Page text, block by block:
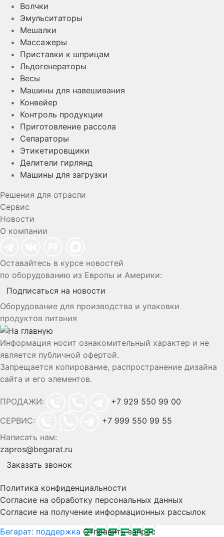
Волчки
Эмульситаторы
Мешалки
Массажеры
Приставки к шприцам
Льдогенераторы
Весы
Машины для навешивания
Конвейер
Контроль продукции
Приготовление рассола
Сепараторы
Этикетировщики
Делители гирлянд
Машины для загрузки
Решения для отрасли
Сервис
Новости
О компании
Оставайтесь в курсе новостей
по оборудованию из Европы и Америки:
Подписаться на новости
Оборудование для производства и упаковки
продуктов питания
Информация носит ознакомительный характер и не
является публичной офертой.
Запрещается копирование, распространение дизайна
сайта и его элементов.
ПРОДАЖИ:
+7 929 550 99 00
СЕРВИС:
+7 999 550 99 55
Написать нам:
zapros@begarat.ru
Заказать звонок
Политика конфиденциальности
Согласие на обработку персональных данных
Согласие на получение информационных рассылок
Бегарат: поддержка Отправить запрос